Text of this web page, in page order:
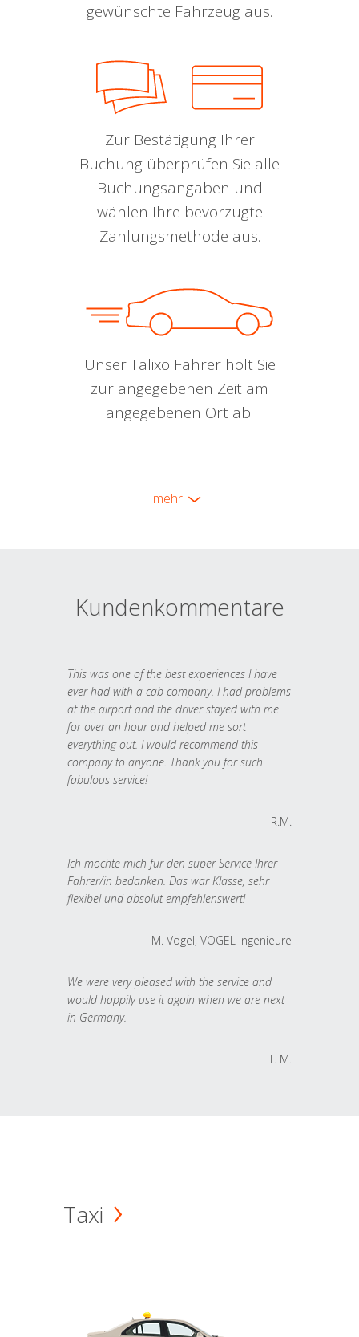
gewünschte Fahrzeug aus.
Zur Bestätigung Ihrer
Buchung überprüfen Sie alle
Buchungsangaben und
wählen Ihre bevorzugte
Zahlungsmethode aus.
Unser Talixo Fahrer holt Sie
zur angegebenen Zeit am
angegebenen Ort ab.
mehr
Kundenkommentare
This was one of the best experiences I have
ever had with a cab company. I had problems
at the airport and the driver stayed with me
for over an hour and helped me sort
everything out. I would recommend this
company to anyone. Thank you for such
fabulous service!
R.M.
Ich möchte mich für den super Service Ihrer
Fahrer/in bedanken. Das war Klasse, sehr
flexibel und absolut empfehlenswert!
M. Vogel, VOGEL Ingenieure
We were very pleased with the service and
would happily use it again when we are next
in Germany.
T. M.
Taxi